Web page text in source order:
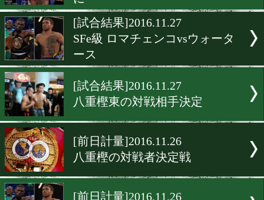
[ニュース]2016.12.14
丸田、ベストファイターオ
イヤー
[試合結果]2016.12.4
村田諒太の標的が初防衛戦
[海外ニュース]2016.11.29
ロマチェンコがライト級も
に